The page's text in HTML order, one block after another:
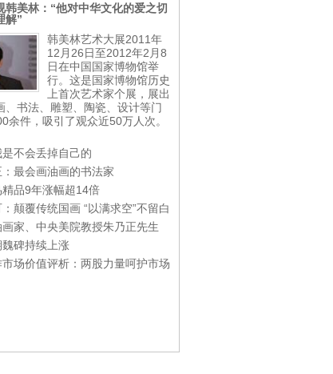
韩美林：“他对中华文化的爱之切
解”
韩美林艺术大展2011年
12月26日至2012年2月8
日在中国国家博物馆举
行。这是国家博物馆历史
上首次艺术家个展，展出
、书法、雕塑、陶瓷、设计等门
余件，吸引了观众近50万人次。
不会丢掉自己的
最会画油画的书法家
品9年涨幅超14倍
颠覆传统国画 “以满求空”不留白
家、中央美院教授朱乃正先生
碑持续上涨
场价值评析：两股力量呵护市场